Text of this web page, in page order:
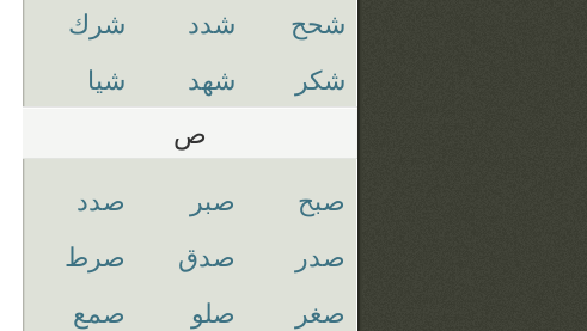
شحح شدد
شرك
شكر
شهد شيا
ص
صبح صبر
صدد
صدر
صدق
صرط
صغر
صلو
صمع